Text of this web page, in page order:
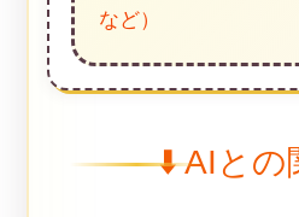
など）
⬇️ AIとの